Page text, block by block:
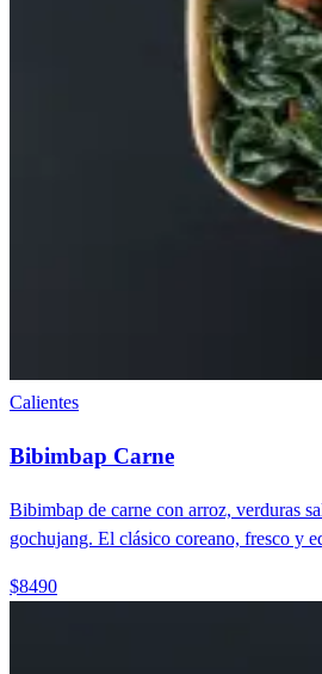
Calientes
Bibimbap Carne
Bibimbap de carne con arroz, verduras
gochujang. El clásico coreano, fresco y
$8490